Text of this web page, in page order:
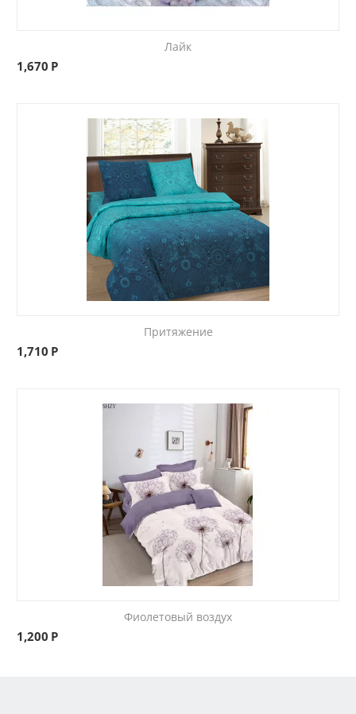
Лайк
1,670 Р
Притяжение
1,710 Р
Фиолетовый воздух
1,200 Р